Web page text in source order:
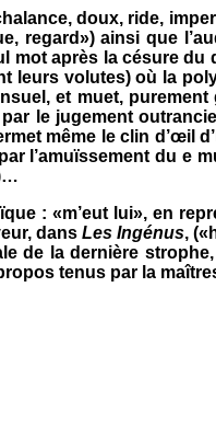
doux, ride,
regard») ainsi que
mot après la césure
volutes) où la
et muet,
le jugement
même le clin
l’amuïssement du
: «m’eut lui», en
dans Les Ingénus,
de la dernière
tenus par la